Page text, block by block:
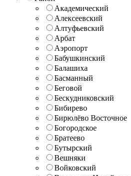
Академический
Алексеевский
Алтуфьевский
Арбат
Аэропорт
Бабушкинский
Балашиха
Басманный
Беговой
Бескудниковский
Бибирево
Бирюлёво Восточное
Богородское
Братеево
Бутырский
Вешняки
Войковский